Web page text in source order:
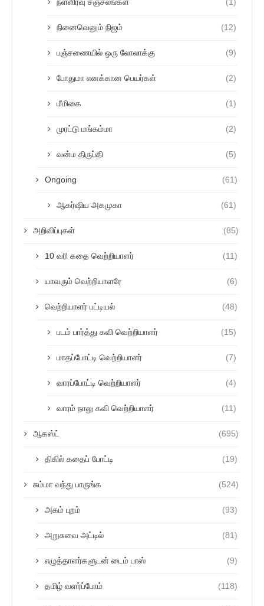
நினைவெனும் நிஜம் (12)
பஞ்சணையில் ஒரு லோலாக்கு (9)
போதுமா எனக்கான பெயர்கள் (2)
மீமிகை (1)
முரட்டு மங்கம்மா (2)
வன்ம திருப்தி (5)
Ongoing (61)
ஆகர்ஷிய அகமுகா (61)
அறிவிப்புகள் (85)
10 வரி கதை வெற்றியாளர் (11)
யாவரும் வெற்றியாளரே (6)
வெற்றியாளர் பட்டியல் (48)
படம் பார்த்து கவி வெற்றியாளர் (15)
மாதப்போட்டி வெற்றியாளர் (7)
வாரப்போட்டி வெற்றியாளர் (4)
வாரம் நாலு கவி வெற்றியாளர் (11)
ஆகஸ்ட் (695)
திகில் கதைப் போட்டி (19)
சும்மா வந்து பாருங்க (524)
அகம் புறம் (93)
அறுசுவை அட்டில் (81)
எழுத்தாளர்களுடன் டைம் பாஸ் (9)
தமிழ் வளர்ப்போம் (118)